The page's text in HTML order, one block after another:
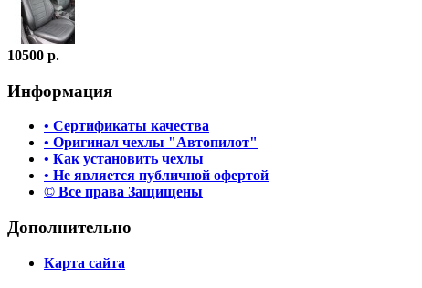
10500 р.
Информация
• Сертификаты качества
• Оригинал чехлы "Автопилот"
• Как установить чехлы
• Не является публичной офертой
© Все права Защищены
Дополнительно
Карта сайта